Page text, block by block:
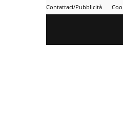
Contattaci/Pubblicità